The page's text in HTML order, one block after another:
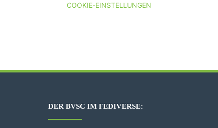
COOKIE-EINSTELLUNGEN
DER BVSC IM FEDIVERSE: